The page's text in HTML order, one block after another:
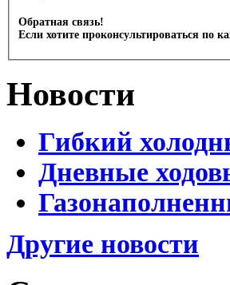
Обратная связь!
Если хотите проконсультироваться по
Новости
Гибкий
Дневные
Другие новости